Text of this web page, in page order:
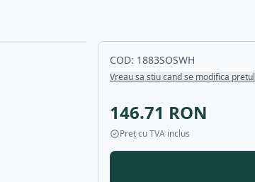
COD: 1883SOSWH
Vreau sa stiu cand se modifica pretul
146.71 RON
Preț cu TVA inclus